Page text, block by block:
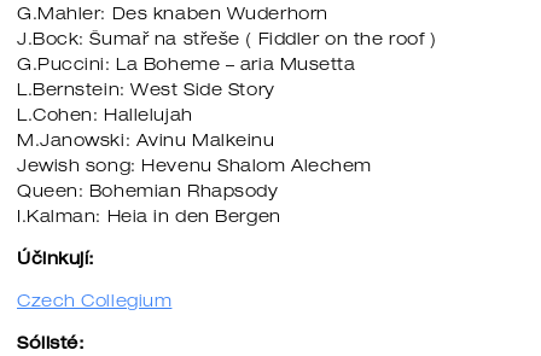
G.Mahler: Des knaben Wuderhorn
J.Bock: Šumař na střeše ( Fiddler on the roof )
G.Puccini: La Boheme – aria Musetta
L.Bernstein: West Side Story
L.Cohen: Hallelujah
M.Janowski: Avinu Malkeinu
Jewish song: Hevenu Shalom Alechem
Queen: Bohemian Rhapsody
I.Kalman: Heia in den Bergen
Účinkují:
Czech Collegium
Sólisté: